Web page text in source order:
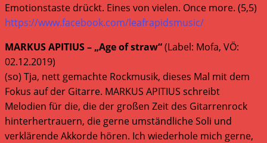
Emotionstaste drückt. Eines von vielen. Once more. (5,5)
https://www.facebook.com/leafrapidsmusic/
MARKUS APITIUS – „Age of straw“(Label: Mofa, VÖ:
02.12.2019)
(so) Tja, nett gemachte Rockmusik, dieses Mal mit dem
Fokus auf der Gitarre. MARKUS APITIUS schreibt
Melodien für die, die der großen Zeit des Gitarrenrock
hinterhertrauern, die gerne umständliche Soli und
verklärende Akkorde hören. Ich wiederhole mich gerne,